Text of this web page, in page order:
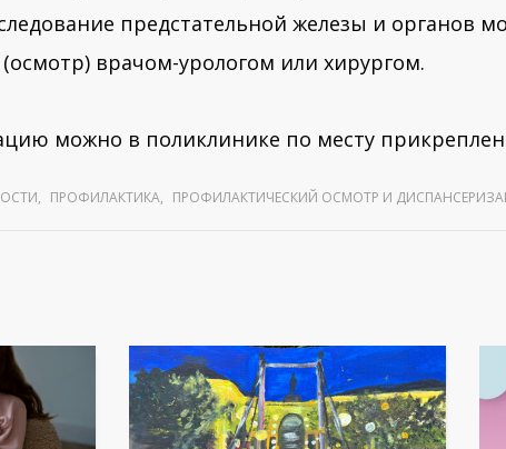
предстательной железы и органов
врачом-урологом или хирургом.
можно в поликлинике по месту
, ПРОФИЛАКТИКА, ПРОФИЛАКТИЧЕСКИЙ ОСМОТР И